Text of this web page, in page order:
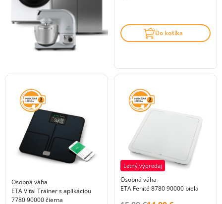
Do košíka
Osobná váha
ETA Vital Trainer s aplikáciou
7780 90000 čierna
Letný výpredaj
Osobná váha
ETA Fenité 8780 90000 biela